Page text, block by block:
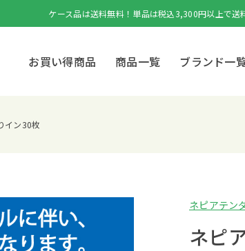
ケース品は送料無料！単品は税込3,300円以上で送
お買い得商品 商品一覧 ブランド一
イン30枚
ネピアテン
ネピ